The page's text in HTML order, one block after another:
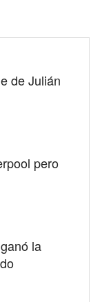
de Julián
pero
la